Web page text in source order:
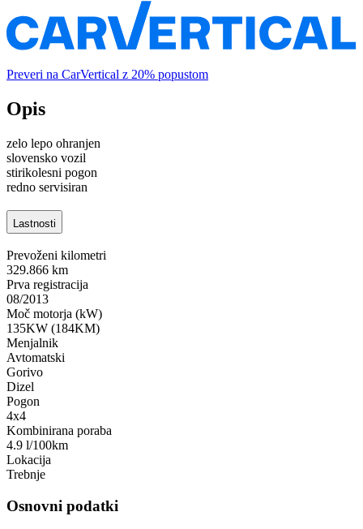
Preveri na CarVertical z 20% popustom
Opis
zelo lepo ohranjen
slovensko vozil
stirikolesni pogon
redno servisiran
Lastnosti
Prevoženi kilometri
329.866 km
Prva registracija
08/2013
Moč motorja (kW)
135KW (184KM)
Menjalnik
Avtomatski
Gorivo
Dizel
Pogon
4x4
Kombinirana poraba
4.9 l/100km
Lokacija
Trebnje
Osnovni podatki